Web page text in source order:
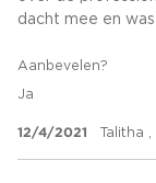
dacht mee en
Aanbevelen?
Ja
12/4/2021 Talitha